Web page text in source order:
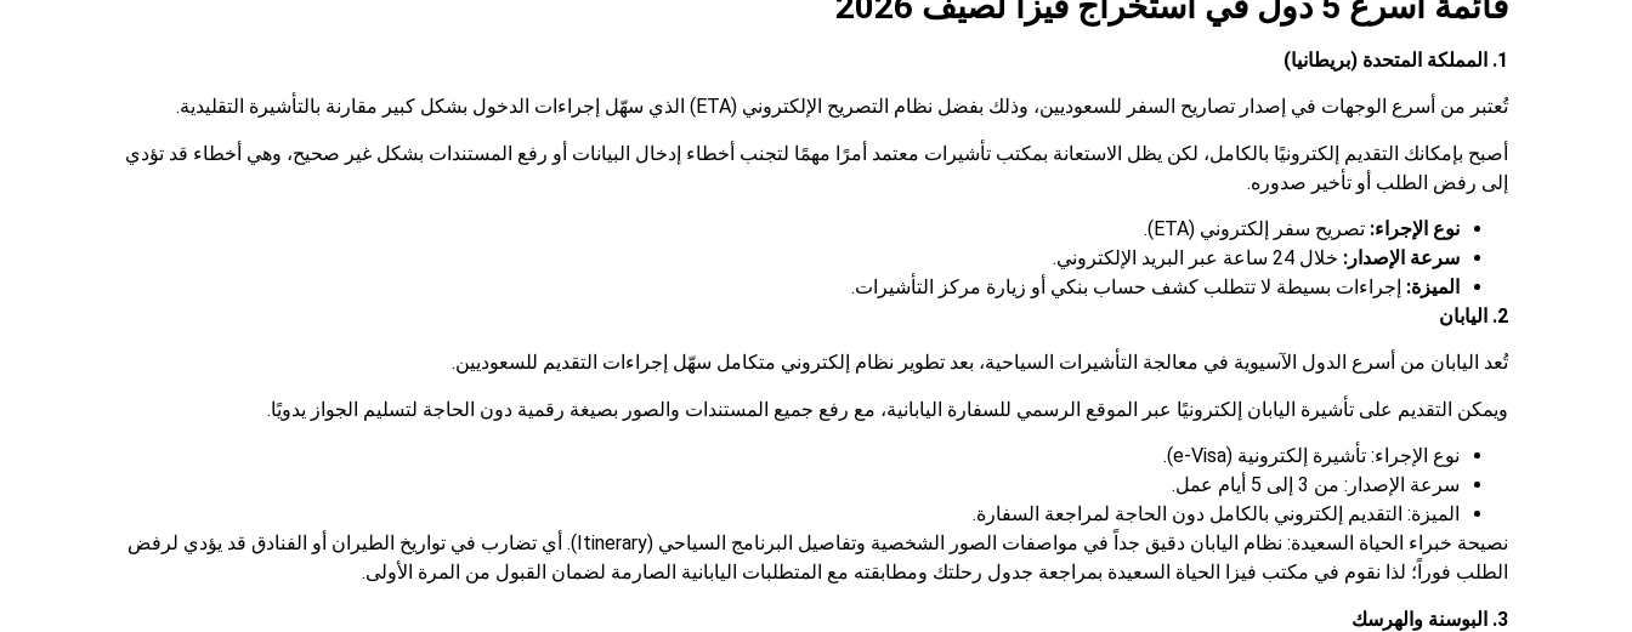
1. المملكة المتحدة (بريطانيا)
تُعتبر من أسرع الوجهات في إصدار تصاريح السفر للسعوديين، وذلك بفضل نظام التصريح الإلكتروني (ETA) الذي سهّل إجراءات الدخول بشكل كبير مقارنة بالتأشيرة التقليدية.
أصبح بإمكانك التقديم إلكترونيًا بالكامل، لكن يظل الاستعانة بمكتب تأشيرات معتمد أمرًا مهمًا لتجنب أخطاء إدخال البيانات أو رفع المستندات بشكل غير صحيح، وهي أخطاء قد تؤدي
إلى رفض الطلب أو تأخير صدوره.
نوع الإجراء: تصريح سفر إلكتروني (ETA).
سرعة الإصدار: خلال 24 ساعة عبر البريد الإلكتروني.
الميزة: إجراءات بسيطة لا تتطلب كشف حساب بنكي أو زيارة مركز التأشيرات.
2. اليابان
تُعد اليابان من أسرع الدول الآسيوية في معالجة التأشيرات السياحية، بعد تطوير نظام إلكتروني متكامل سهّل إجراءات التقديم للسعوديين.
ويمكن التقديم على تأشيرة اليابان إلكترونيًا عبر الموقع الرسمي للسفارة اليابانية، مع رفع جميع المستندات والصور بصيغة رقمية دون الحاجة لتسليم الجواز يدويًا.
نوع الإجراء: تأشيرة إلكترونية (e-Visa).
سرعة الإصدار: من 3 إلى 5 أيام عمل.
الميزة: التقديم إلكتروني بالكامل دون الحاجة لمراجعة السفارة.
نصيحة خبراء الحياة السعيدة: نظام اليابان دقيق جداً في مواصفات الصور الشخصية وتفاصيل البرنامج السياحي (Itinerary). أي تضارب في تواريخ الطيران أو الفنادق قد يؤدي لرفض
الطلب فوراً؛ لذا نقوم في مكتب فيزا الحياة السعيدة بمراجعة جدول رحلتك ومطابقته مع المتطلبات اليابانية الصارمة لضمان القبول من المرة الأولى.
3. البوسنة والهرسك